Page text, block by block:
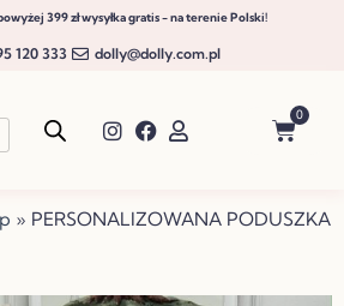
399 zł wysyłka gratis - na terenie Polski!
120 333 dolly@dolly.com.pl
0
» PERSONALIZOWANA PODUSZKA